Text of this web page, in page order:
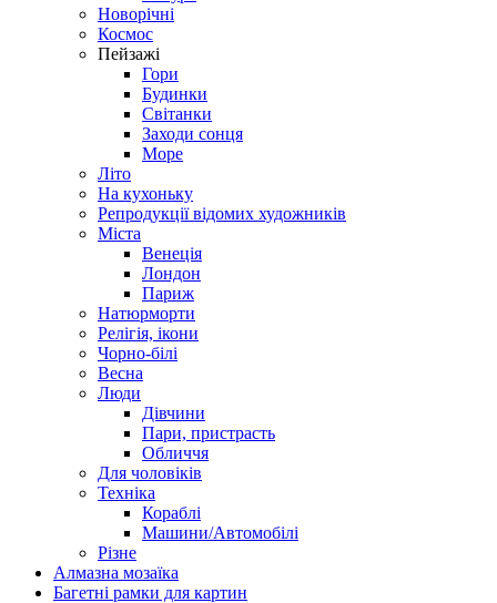
Новорічні
Космос
Пейзажі
Гори
Будинки
Світанки
Заходи сонця
Море
Літо
На кухоньку
Репродукції відомих художників
Міста
Венеція
Лондон
Париж
Натюрморти
Релігія, ікони
Чорно-білі
Весна
Люди
Дівчини
Пари, пристрасть
Обличчя
Для чоловіків
Техніка
Кораблі
Машини/Автомобілі
Різне
Алмазна мозаїка
Багетні рамки для картин